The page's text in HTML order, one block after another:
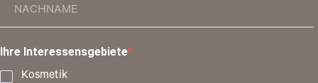
Ihre Interessensgebiete
Kosmetik